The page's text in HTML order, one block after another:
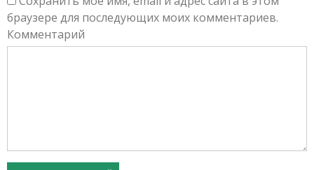
браузере для последующих моих комментариев.
Комментарий